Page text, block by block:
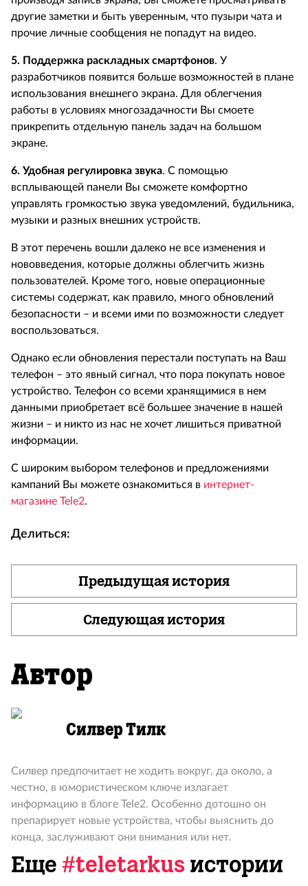
другие заметки и быть уверенным, что пузыри чата и
прочие личные сообщения не попадут на видео.
5. Поддержка раскладных смартфонов. У
разработчиков появится больше возможностей в плане
использования внешнего экрана. Для облегчения
работы в условиях многозадачности Вы смоете
прикрепить отдельную панель задач на большом
экране.
6. Удобная регулировка звука. С помощью
всплывающей панели Вы сможете комфортно
управлять громкостью звука уведомлений, будильника,
музыки и разных внешних устройств.
В этот перечень вошли далеко не все изменения и
нововведения, которые должны облегчить жизнь
пользователей. Кроме того, новые операционные
системы содержат, как правило, много обновлений
безопасности – и всеми ими по возможности следует
воспользоваться.
Однако если обновления перестали поступать на Ваш
телефон – это явный сигнал, что пора покупать новое
устройство. Телефон со всеми хранящимися в нем
данными приобретает всё большее значение в нашей
жизни – и никто из нас не хочет лишиться приватной
информации.
С широким выбором телефонов и предложениями
кампаний Вы можете ознакомиться в интернет-
магазине Tele2.
Делиться:
Предыдущая история
Следующая история
Автор
Силвер Тилк
Силвер предпочитает не ходить вокруг, да около, а
честно, в юмористическом ключе излагает
информацию в блоге Tele2. Особенно дотошно он
препарирует новые устройства, чтобы выяснить до
конца, заслуживают они внимания или нет.
Еще #teletarkus истории